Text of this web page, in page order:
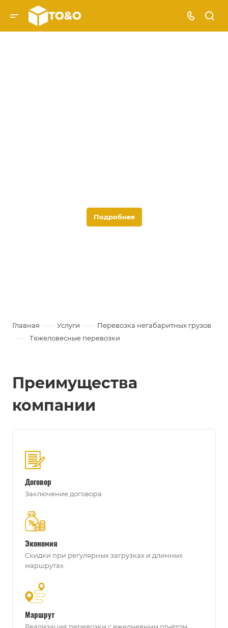
Подробнее
Главная — Услуги — Перевозка негабаритных грузов
— Тяжеловесные перевозки
Преимущества
компании
Договор
Заключение договора
Экономия
Скидки при регулярных загрузках и длинных
маршрутах.
Маршрут
Реализация перевозки с ежедневным отчётом